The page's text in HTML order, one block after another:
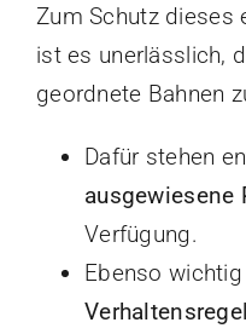
Zum Schutz dieses
ist es unerlässlich,
geordnete Bahnen
Dafür stehen
ausgewiesene
Verfügung.
Ebenso